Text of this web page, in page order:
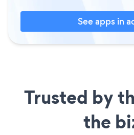
See apps in
Trusted by
the